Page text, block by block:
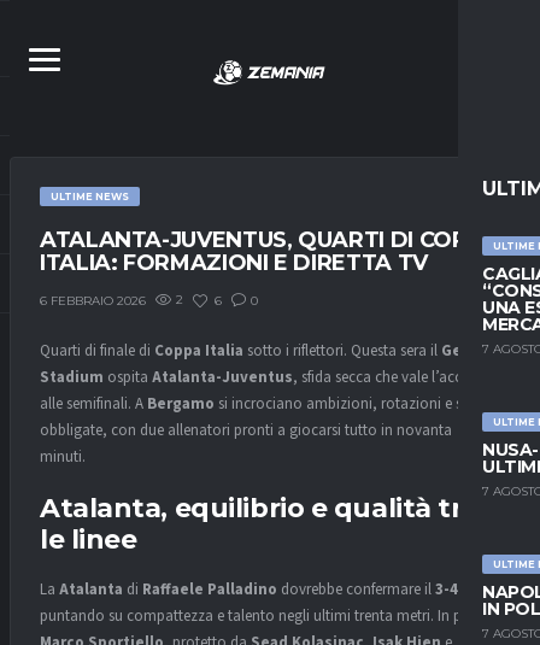
ULTIME
UNA
7
ULTIME
7
ULTIME
IN
7
ULTIME NEWS
ATALANTA-JUVENTUS, QUARTI DI COPPA
ITALIA: FORMAZIONI E DIRETTA TV
6 FEBBRAIO 2026 2 6 0
Quarti di finale di Coppa Italia sotto i riflettori. Questa sera il Gewiss
Stadium ospita Atalanta-Juventus, sfida secca che vale l’accesso
alle semifinali. A Bergamo si incrociano ambizioni, rotazioni e scelte
obbligate, con due allenatori pronti a giocarsi tutto in novanta
minuti.
Atalanta, equilibrio e qualità tra
le linee
La Atalanta di Raffaele Palladino dovrebbe confermare il3-4-2-1,
puntando su compattezza e talento negli ultimi trenta metri. In porta